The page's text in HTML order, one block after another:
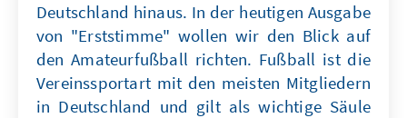
Deutschland hinaus. In der heutigen Ausgabe
von "Erststimme" wollen wir den Blick auf
den Amateurfußball richten. Fußball ist die
Vereinssportart mit den meisten Mitgliedern
in Deutschland und gilt als wichtige Säule